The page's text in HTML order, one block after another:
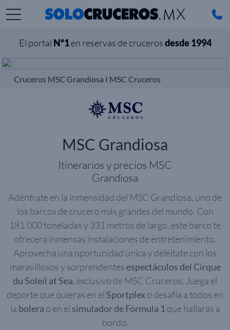
El portal Nº1en reservas de crucerosdesde 1994
Cruceros MSC Grandiosa I MSC Cruceros
MSC Grandiosa
Itinerarios y precios MSC
Grandiosa
Adéntrate en la inmensidad del MSC Grandiosa, uno de
los barcos de crucero más grandes del mundo. Con
181.000 toneladas y 331 metros de largo, este barco te
ofrecerá inmensas instalaciones de entretenimiento.
Aprovecha una oportunidad única y deléitate con los
maravillosos y sorprendentes espectáculos del Cirque
du Soleil at Sea, exclusivo de MSC Cruceros. Juega el
deporte que quieras en el Sportplexo desafía a todos en
la bolera o en el simulador de Fórmula 1 que hallarás a
bordo.